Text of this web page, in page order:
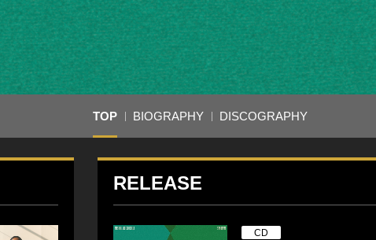
TOP BIOGRAPHY DISCOGRAPHY
RELEASE
CD